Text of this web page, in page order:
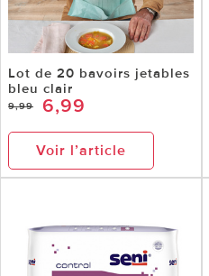
Lot de 20 bavoirs jetables
bleu clair
9,99 6,99
Voir l’article